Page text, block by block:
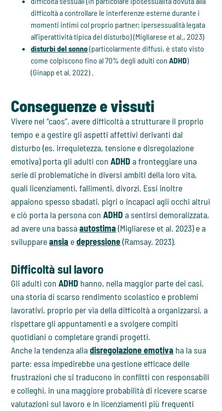
difficoltà a controllare le interferenze esterne durante i
momenti intimi col proprio partner; ipersessualità legata
all’iperattività tipica del disturbo) (Migliarese et al., 2023)
disturbi del sonno(particolarmente diffusi, è stato visto
come colpiscono fino al 70% degli adulti conADHD)
(Ginapp et al. 2022) .
Conseguenze e vissuti
Vivere nel “caos”, avere difficoltà a strutturare il proprio
tempo e a gestire gli aspetti affettivi derivanti dal
disturbo (es. irrequietezza, tensione e disregolazione
emotiva) porta gli adulti conADHDa fronteggiare una
serie di problematiche in diversi ambiti della loro vita,
quali licenziamenti, fallimenti, divorzi. Essi inoltre
appaiono spesso sbadati, pigri o incapaci agli occhi altrui
e ciò porta la persona conADHDa sentirsi demoralizzata,
ad avere una bassaautostima (Migliarese et al. 2023) e a
sviluppareansia edepressione(Ramsay, 2023).
Difficoltà sul lavoro
Gli adulti conADHD hanno, nella maggior parte dei casi,
una storia di scarso rendimento scolastico e problemi
lavorativi, proprio per via della difficoltà a organizzarsi, a
rispettare gli appuntamenti e a svolgere compiti
quotidiani o completare grandi progetti.
Anche la tendenza alladisregolazione emotiva ha la sua
parte: essa impedirebbe una gestione efficace delle
frustrazioni che si traducono in conflitti con responsabili
e colleghi, in una maggiore probabilità di ricevere scarse
valutazioni sul lavoro e in licenziamenti più frequenti